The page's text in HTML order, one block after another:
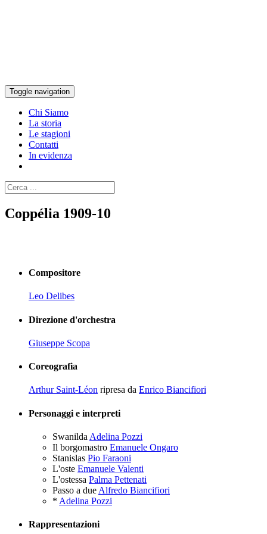
Toggle navigation
Chi Siamo
La storia
Le stagioni
Contatti
In evidenza
Coppélia 1909-10
Compositore
Leo Delibes
Direzione d'orchestra
Giuseppe Scopa
Coreografia
Arthur Saint-Léon ripresa da Enrico Biancifiori
Personaggi e interpreti
Swanilda Adelina Pozzi
Il borgomastro Emanuele Ongaro
Stanislas Pio Faraoni
L'oste Emanuele Valenti
L'ostessa Palma Pettenati
Passo a due Alfredo Biancifiori
* Adelina Pozzi
Rappresentazioni